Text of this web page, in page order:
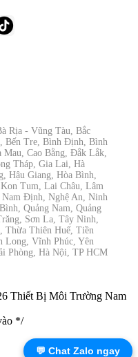
Rịa - Vũng Tàu, Bắc
Bến Tre, Bình Định, Bình
Cao Bằng, Đắk Lắk,
Tháp, Gia Lai, Hà
Hậu Giang, Hòa Bình,
Tum, Lai Châu, Lâm
Định, Nghệ An, Ninh
Quảng Nam, Quảng
Sơn La, Tây Ninh,
Thừa Thiên Huế, Tiền
Long, Vĩnh Phúc, Yên
Phòng, Hà Nội, TP HCM
Thiết Bị Môi Trường Nam
*/
💬 Chat Zalo ngay